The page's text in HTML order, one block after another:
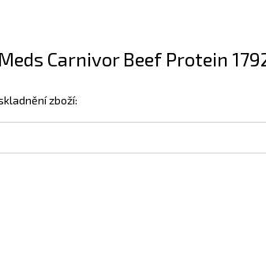
Carnivor Beef Protein
zboží: